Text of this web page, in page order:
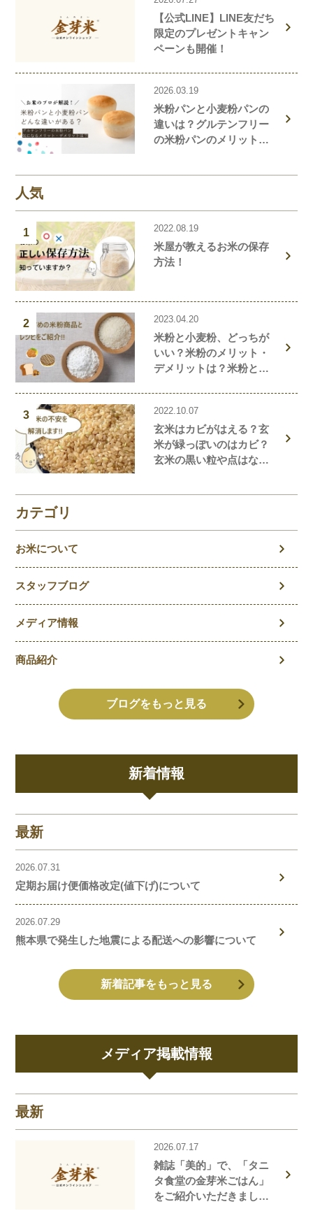
【公式LINE】LINE友だち
限定のプレゼントキャン
ペーンも開催！
2026.03.19
米粉パンと小麦粉パンの
違いは？グルテンフリー
の米粉パンのメリット・
人気
1 2022.08.19
米屋が教えるお米の保存
方法！
2 2023.04.20
米粉と小麦粉、どっちが
いい？米粉のメリット・
デメリットは？米粉と小
や米粉の簡単レシピもご
紹介！
3 2022.10.07
玄米はカビがはえる？玄
米が緑っぽいのはカビ？
玄米の黒い粒や点はな
カテゴリ
お米について
スタッフブログ
メディア情報
商品紹介
ブログをもっと見る
新着情報
最新
2026.07.31
定期お届け便価格改定(値下げ)について
2026.07.29
熊本県で発生した地震による配送への影響について
新着記事をもっと見る
メディア掲載情報
最新
2026.07.17
雑誌「美的」で、「タニ
タ食堂の金芽米ごはん」
をご紹介いただきまし